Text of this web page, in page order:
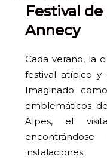
Festival
Annecy
Cada verano, la
festival atípico y
Imaginado
emblemáticos
Alpes, el
instalaciones.